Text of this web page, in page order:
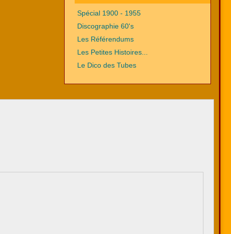
Spécial 1900 - 1955
Discographie 60's
Les Référendums
Les Petites Histoires...
Le Dico des Tubes